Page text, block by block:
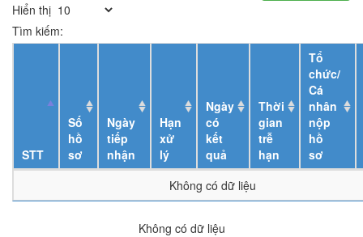
Hiển thị
Tìm kiếm:
STT
Số
hồ
sơ
Ngày
tiếp
nhận
Hạn
xử
lý
Ngày
có
kết
quả
Thời
gian
trễ
hạn
Tổ
chức/
Cá
nhân
nộp
hồ
sơ
Không có dữ liệu
Không có dữ liệu